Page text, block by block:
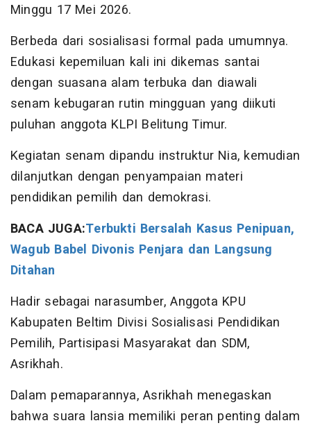
Minggu 17 Mei 2026.
Berbeda dari sosialisasi formal pada umumnya.
Edukasi kepemiluan kali ini dikemas santai
dengan suasana alam terbuka dan diawali
senam kebugaran rutin mingguan yang diikuti
puluhan anggota KLPI Belitung Timur.
Kegiatan senam dipandu instruktur Nia, kemudian
dilanjutkan dengan penyampaian materi
pendidikan pemilih dan demokrasi.
BACA JUGA:Terbukti Bersalah Kasus Penipuan,
Wagub Babel Divonis Penjara dan Langsung
Ditahan
Hadir sebagai narasumber, Anggota KPU
Kabupaten Beltim Divisi Sosialisasi Pendidikan
Pemilih, Partisipasi Masyarakat dan SDM,
Asrikhah.
Dalam pemaparannya, Asrikhah menegaskan
bahwa suara lansia memiliki peran penting dalam